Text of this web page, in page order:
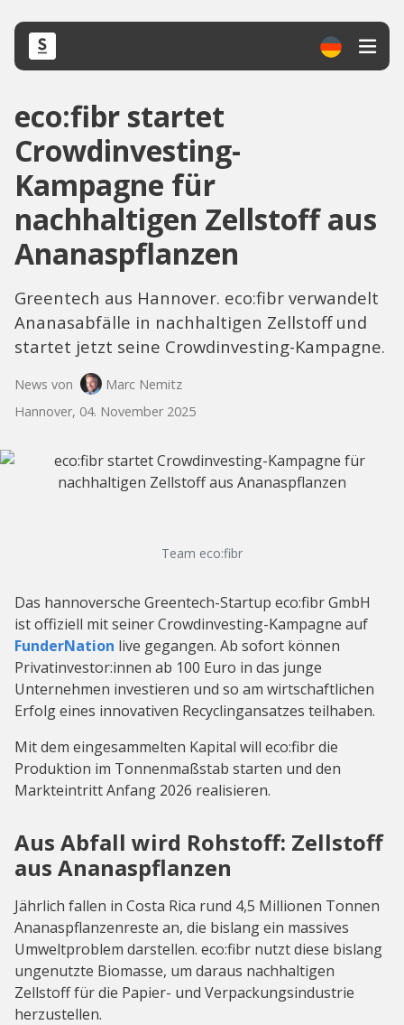
eco:fibr startet
Crowdinvesting-
Kampagne für
nachhaltigen Zellstoff aus
Ananaspflanzen
Greentech aus Hannover. eco:fibr verwandelt
Ananasabfälle in nachhaltigen Zellstoff und
startet jetzt seine Crowdinvesting-Kampagne.
News von
Marc Nemitz
Hannover, 04. November 2025
Team eco:fibr
Das hannoversche Greentech-Startup eco:fibr GmbH
ist offiziell mit seiner Crowdinvesting-Kampagne auf
FunderNation live gegangen. Ab sofort können
Privatinvestor:innen ab 100 Euro in das junge
Unternehmen investieren und so am wirtschaftlichen
Erfolg eines innovativen Recyclingansatzes teilhaben.
Mit dem eingesammelten Kapital will eco:fibr die
Produktion im Tonnenmaßstab starten und den
Markteintritt Anfang 2026 realisieren.
Aus Abfall wird Rohstoff: Zellstoff
aus Ananaspflanzen
Jährlich fallen in Costa Rica rund 4,5 Millionen Tonnen
Ananaspflanzenreste an, die bislang ein massives
Umweltproblem darstellen. eco:fibr nutzt diese bislang
ungenutzte Biomasse, um daraus nachhaltigen
Zellstoff für die Papier- und Verpackungsindustrie
herzustellen.